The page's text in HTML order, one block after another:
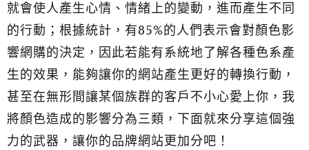
就會使人產生心情、情緒上的變動，進而產生不同
的行動；根據統計，有85%的人們表示會對顏色影
響網購的決定，因此若能有系統地了解各種色系產
生的效果，能夠讓你的網站產生更好的轉換行動，
甚至在無形間讓某個族群的客戶不小心愛上你，我
將顏色造成的影響分為三類，下面就來分享這個強
力的武器，讓你的品牌網站更加分吧！